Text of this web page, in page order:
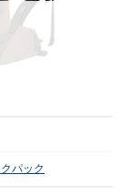
パック